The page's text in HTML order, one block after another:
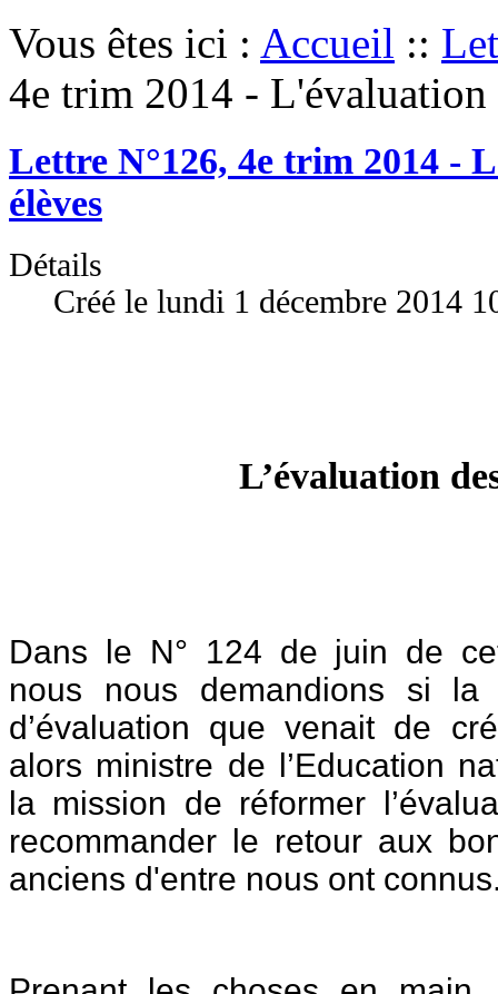
Vous êtes ici : Accueil ::
4e trim 2014 - L'évaluation
Lettre N°126, 4e trim 2014 -
élèves
Détails
Créé le lundi 1 décembre 2014
L’évaluation
Dans le N° 124 de juin de
nous nous demandions si la
d’évaluation que venait de
alors ministre de l’Education
la mission de réformer
recommander le retour aux
anciens d'entre nous ont